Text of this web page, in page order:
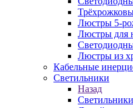
Люстры 5-
Люстры для
Люстры из
Кабельные
Светильники
Назад
Светильники